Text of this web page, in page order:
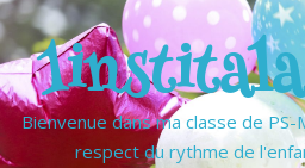
Bienvenue dans ma classe de PS-
respect du rythme de